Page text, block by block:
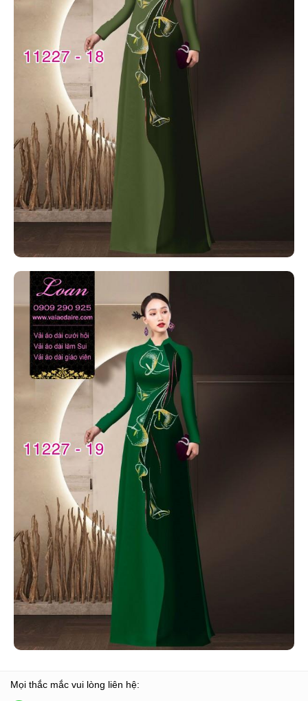
Mọi thắc mắc vui lòng liên hệ: